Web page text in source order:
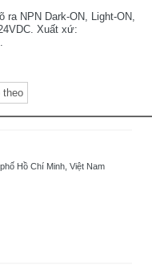
ra NPN Dark-ON, Light-ON,
Xuất xứ:
theo
Hồ Chí Minh, Việt Nam